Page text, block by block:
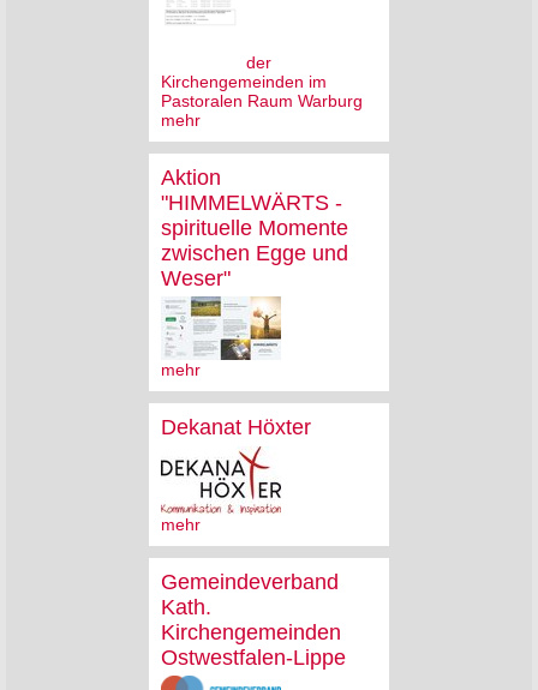
der
Kirchengemeinden im
Pastoralen Raum Warburg
mehr
Aktion
"HIMMELWÄRTS -
spirituelle Momente
zwischen Egge und
Weser"
mehr
Dekanat Höxter
mehr
Gemeindeverband
Kath.
Kirchengemeinden
Ostwestfalen-Lippe